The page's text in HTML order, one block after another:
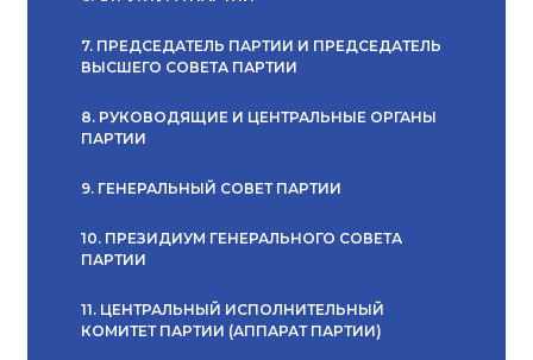
7. ПРЕДСЕДАТЕЛЬ ПАРТИИ И ПРЕДСЕДАТЕЛЬ
ВЫСШЕГО СОВЕТА ПАРТИИ
8. РУКОВОДЯЩИЕ И ЦЕНТРАЛЬНЫЕ ОРГАНЫ
ПАРТИИ
9. ГЕНЕРАЛЬНЫЙ СОВЕТ ПАРТИИ
10. ПРЕЗИДИУМ ГЕНЕРАЛЬНОГО СОВЕТА
ПАРТИИ
11. ЦЕНТРАЛЬНЫЙ ИСПОЛНИТЕЛЬНЫЙ
КОМИТЕТ ПАРТИИ (АППАРАТ ПАРТИИ)